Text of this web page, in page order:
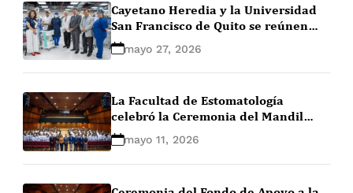
Cayetano Heredia y la Universidad
San Francisco de Quito se reúnen
para fortalecer la salud bucal de
Perú y Ecuador
mayo 27, 2026
La Facultad de Estomatología
celebró la Ceremonia del Mandil
Blanco 2026 – I
mayo 11, 2026